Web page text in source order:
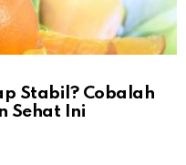
Stabil? Cobalah
Sehat Ini